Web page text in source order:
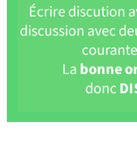
Écrire discution
discussion avec
Labonne
donc